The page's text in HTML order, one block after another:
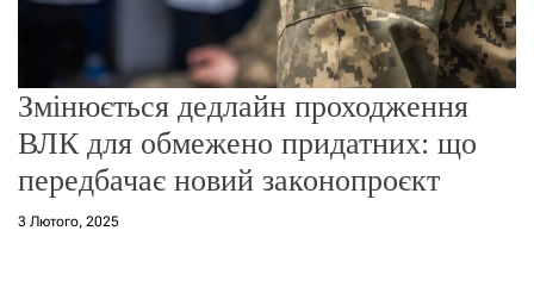
Змінюється дедлайн проходження
ВЛК для обмежено придатних: що
передбачає новий законопроєкт
3 Лютого, 2025